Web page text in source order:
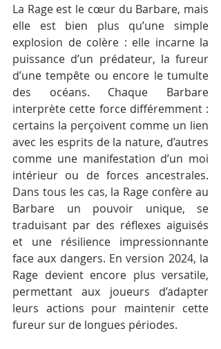
La Rage est le cœur du Barbare, mais
elle est bien plus qu’une simple
explosion de colère : elle incarne la
puissance d’un prédateur, la fureur
d’une tempête ou encore le tumulte
des océans. Chaque Barbare
interprète cette force différemment :
certains la perçoivent comme un lien
avec les esprits de la nature, d’autres
comme une manifestation d’un moi
intérieur ou de forces ancestrales.
Dans tous les cas, la Rage confère au
Barbare un pouvoir unique, se
traduisant par des réflexes aiguisés
et une résilience impressionnante
face aux dangers. En version 2024, la
Rage devient encore plus versatile,
permettant aux joueurs d’adapter
leurs actions pour maintenir cette
fureur sur de longues périodes.